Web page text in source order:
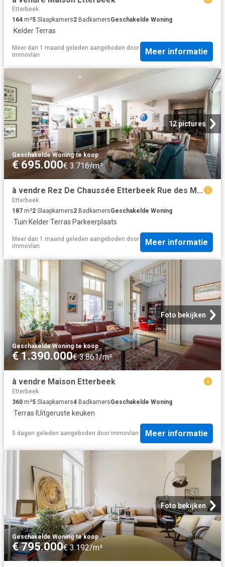
Etterbeek
164 m²5 Slaapkamers2 BadkamersGeschakelde Woning
·Kelder·Terras
Meer dan 1 maand geleden aangeboden door
immovlan
Meer informatie
12 pictures
Geschakelde Woning·te koop
€ 695.000€ 3.716/m²
à vendre Rez De Chaussée Etterbeek Rue des Ménapiens
Etterbeek
187 m²2 Slaapkamers2 BadkamersGeschakelde Woning
·Tuin·Kelder·Terras·Parkeerplaats
Meer dan 1 maand geleden aangeboden door
immovlan
Meer informatie
Foto bekijken
Geschakelde Woning·te koop
€ 1.390.000€ 3.861/m²
à vendre Maison Etterbeek
Etterbeek
360 m²5 Slaapkamers4 BadkamersGeschakelde Woning
·Terras·IUitgeruste keuken
5 dagen geleden aangeboden door immovlan Meer informatie
Foto bekijken
Geschakelde Woning·te koop
€ 795.000€ 3.192/m²